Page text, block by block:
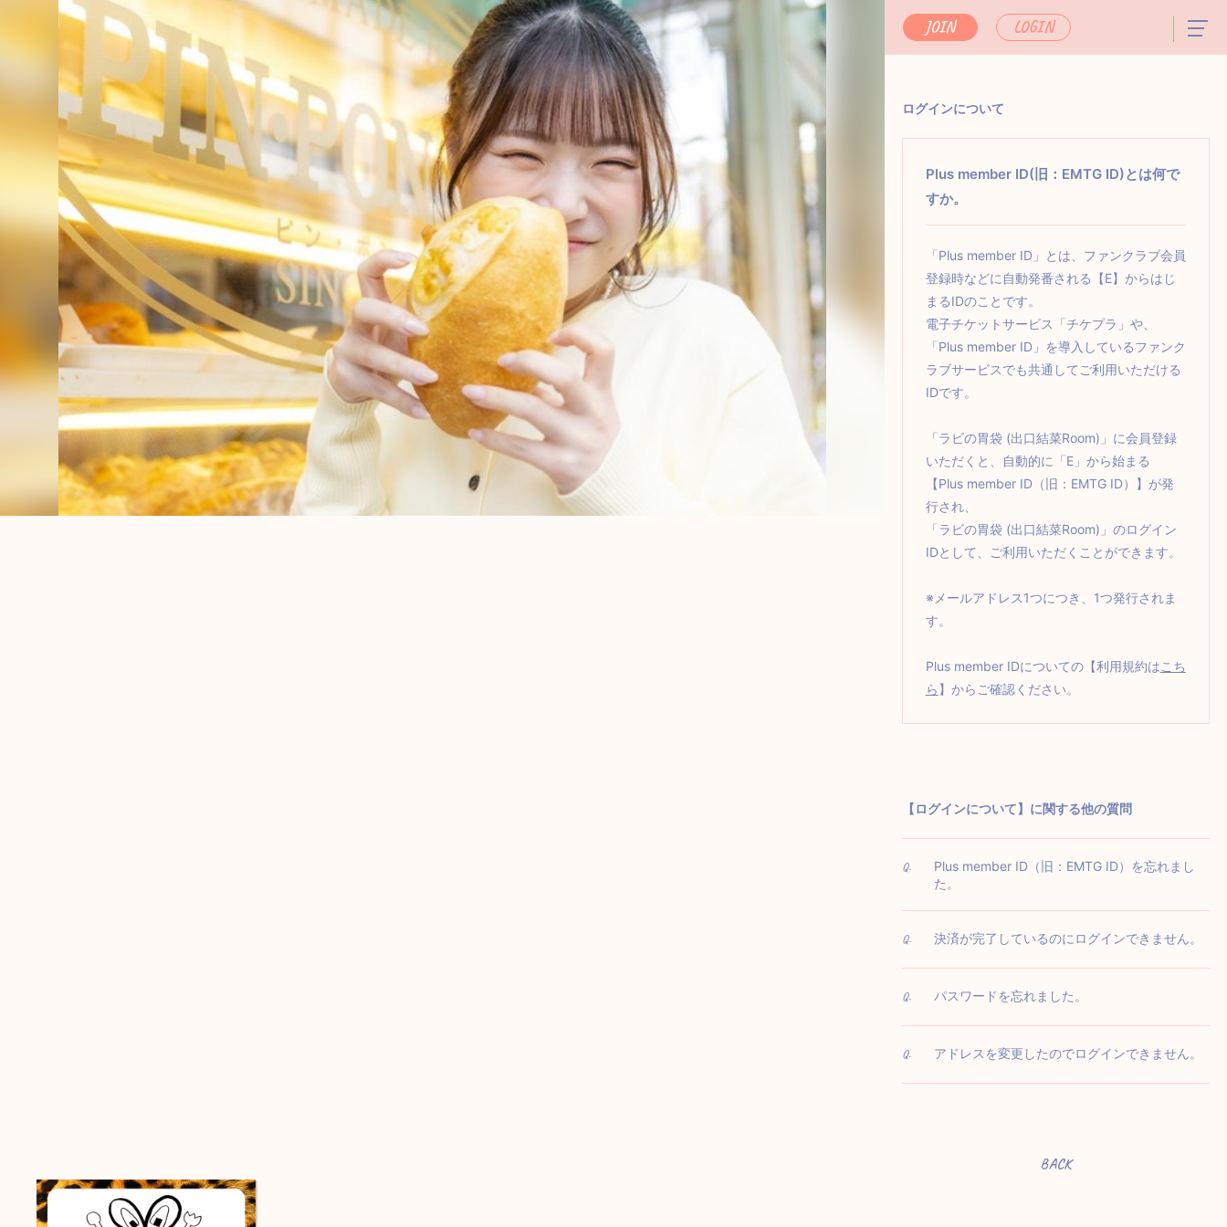
JOIN LOGIN
ログインについて
Plus member ID(旧：EMTG ID)とは何で
すか。
「Plus member ID」とは、ファンクラブ会員
登録時などに自動発番される【E】からはじ
まるIDのことです。
電子チケットサービス「チケプラ」や、
「Plus member ID」を導入しているファンク
ラブサービスでも共通してご利用いただける
IDです。
「ラビの胃袋 (出口結菜Room)」に会員登録
いただくと、自動的に「E」から始まる
【Plus member ID（旧：EMTG ID）】が発
行され、
「ラビの胃袋 (出口結菜Room)」のログイン
IDとして、ご利用いただくことができます。
※メールアドレス1つにつき、1つ発行されま
す。
Plus member IDについての【利用規約はこち
ら 】からご確認ください。
【ログインについて】に関する他の質問
Q.
Plus member ID（旧：EMTG ID）を忘れまし
た。
Q. 決済が完了しているのにログインできません。
Q. パスワードを忘れました。
Q. アドレスを変更したのでログインできません。
BACK